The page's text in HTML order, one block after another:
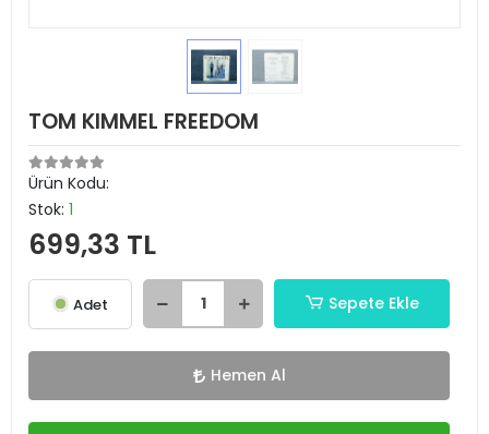
TOM KIMMEL FREEDOM
Ürün Kodu:
Stok: 1
699,33 TL
Adet Sepete Ekle
Hemen Al